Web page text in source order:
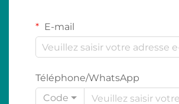
E-mail
Téléphone/WhatsApp
Code